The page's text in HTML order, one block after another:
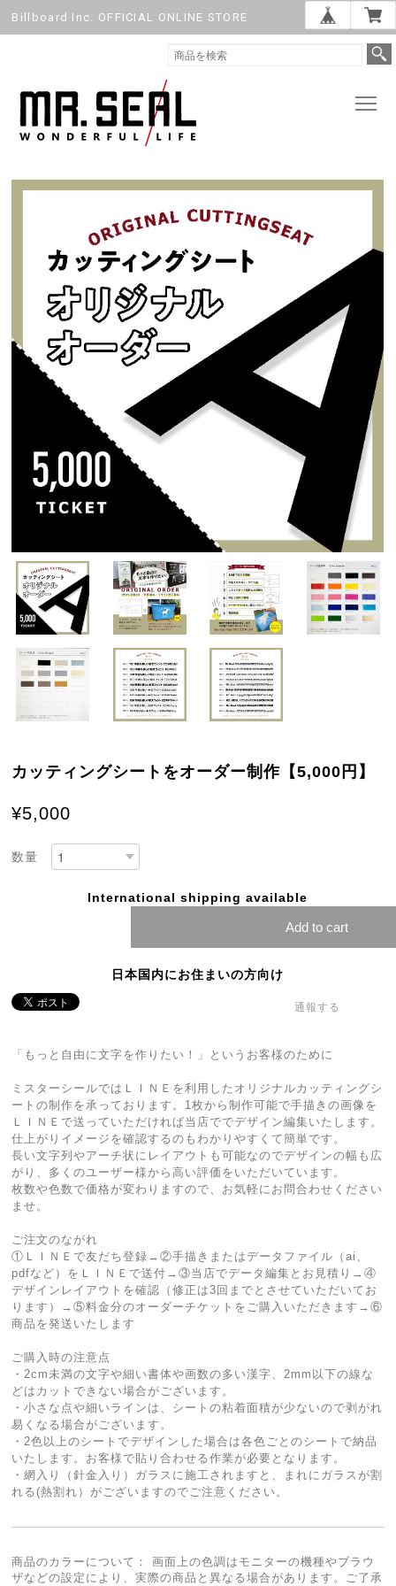
Billboard Inc. OFFICIAL ONLINE STORE
カッティングシートをオーダー制作【5,000円】
¥5,000
数量
International shipping available
Add to cart
日本国内にお住まいの方向け
通報する
「もっと自由に文字を作りたい！」というお客様のために
ミスターシールではＬＩＮＥを利用したオリジナルカッティングシ
ートの制作を承っております。1枚から制作可能で手描きの画像を
ＬＩＮＥで送っていただければ当店ででデザイン編集いたします。
仕上がりイメージを確認するのもわかりやすくて簡単です。
長い文字列やアーチ状にレイアウトも可能なのでデザインの幅も広
がり、多くのユーザー様から高い評価をいただいています。
枚数や色数で価格が変わりますので、お気軽にお問合わせください
ませ。
ご注文のながれ
①ＬＩＮＥで友だち登録→②手描きまたはデータファイル（ai、
pdfなど）をＬＩＮＥで送付→③当店でデータ編集とお見積り→④
デザインレイアウトを確認（修正は3回までとさせていただいてお
ります）→⑤料金分のオーダーチケットをご購入いただきます→⑥
商品を発送いたします
ご購入時の注意点
・2cm未満の文字や細い書体や画数の多い漢字、2mm以下の線な
どはカットできない場合がございます。
・小さな点や細いラインは、シートの粘着面積が少ないので剥がれ
易くなる場合がございます。
・2色以上のシートでデザインした場合は各色ごとのシートで納品
いたします。お客様で貼り合わせる作業が必要となります。
・網入り（針金入り）ガラスに施工されますと、まれにガラスが割
れる(熱割れ）がございますのでご注意ください。
商品のカラーについて： 画面上の色調はモニターの機種やブラウ
ザなどの設定により、実際の商品と異なる場合があります。ご了承